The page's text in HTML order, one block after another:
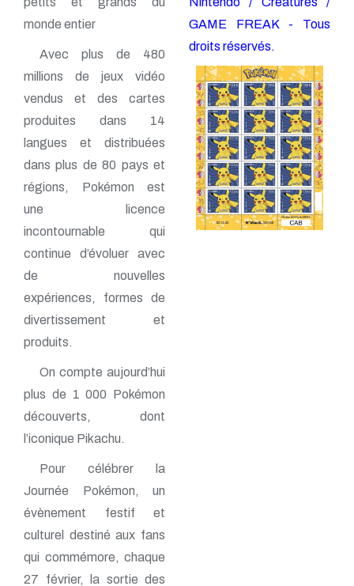
monde entier
Avec plus de 480
millions de jeux vidéo
vendus et des cartes
produites dans 14
langues et distribuées
dans plus de 80 pays et
régions, Pokémon est
une licence
incontournable qui
continue d’évoluer avec
de nouvelles
expériences, formes de
divertissement et
produits.
On compte aujourd’hui
plus de 1 000 Pokémon
découverts, dont
l’iconique Pikachu.
Pour célébrer la
Journée Pokémon, un
évènement festif et
culturel destiné aux fans
qui commémore, chaque
27 février, la sortie des
GAME FREAK - Tous
droits réservés.